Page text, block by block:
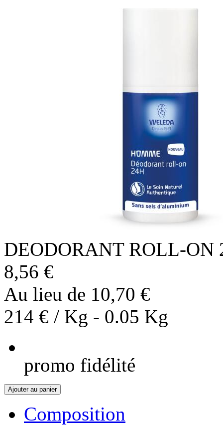
DEODORANT ROLL-ON
8,56 €
Au lieu de 10,70 €
214 € / Kg - 0.05 Kg
promo fidélité
Ajouter au panier
Composition